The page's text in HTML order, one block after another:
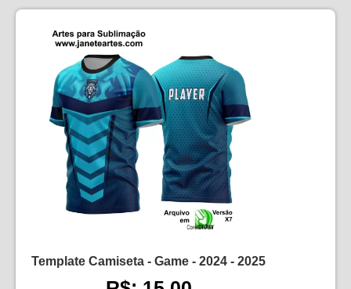
Template Camiseta - Game - 2024 - 2025